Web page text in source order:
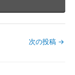
次の投稿 →